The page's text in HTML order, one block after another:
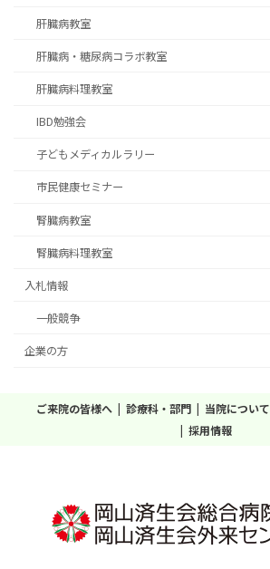
肝臓病教室
肝臓病・糖尿病コラボ教室
肝臓病料理教室
IBD勉強会
子どもメディカルラリー
市民健康セミナー
腎臓病教室
腎臓病料理教室
入札情報
一般競争
企業の方
ご来院の皆様へ 診療科・部門 当院について
採用情報